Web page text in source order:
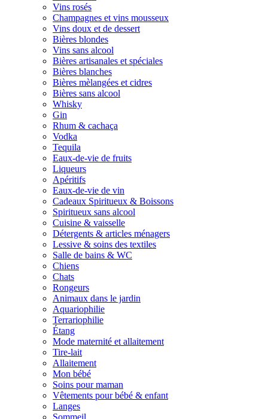
Vins rosés
Champagnes et vins mousseux
Vins doux et de dessert
Bières blondes
Vins sans alcool
Bières artisanales et spéciales
Bières blanches
Bières mèlangées et cidres
Bières sans alcool
Whisky
Gin
Rhum & cachaça
Vodka
Tequila
Eaux-de-vie de fruits
Liqueurs
Apéritifs
Eaux-de-vie de vin
Cadeaux Spiritueux & Boissons
Spiritueux sans alcool
Cuisine & vaisselle
Détergents & articles ménagers
Lessive & soins des textiles
Salle de bains & WC
Chiens
Chats
Rongeurs
Animaux dans le jardin
Aquariophilie
Terrariophilie
Étang
Mode maternité et allaitement
Tire-lait
Allaitement
Mon bébé
Soins pour maman
Vêtements pour bébé & enfant
Langes
Sommeil